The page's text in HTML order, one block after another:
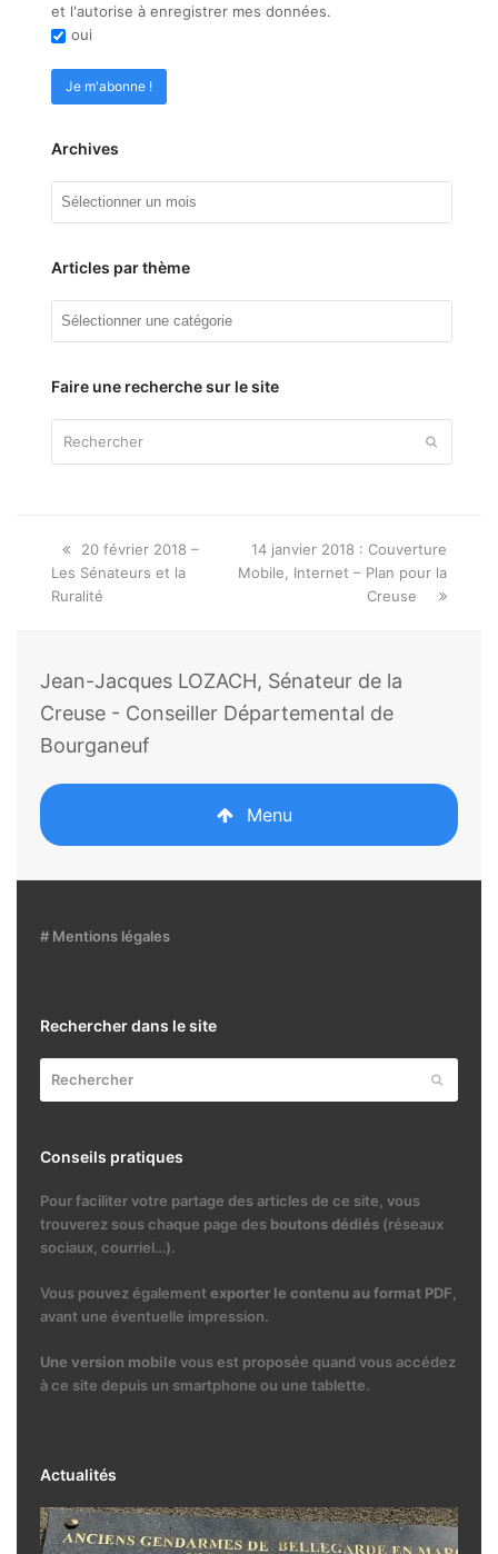
et l'autorise à enregistrer mes données.
oui
Archives
Articles par thème
Articles
Faire une recherche sur le site
Onglet
précédent:
20 février 2018 –
Les Sénateurs et la
Ruralité
next
post:
14 janvier 2018 : Couverture
Mobile, Internet – Plan pour la
Creuse
Jean-Jacques LOZACH, Sénateur de la
Creuse - Conseiller Départemental de
Bourganeuf
Menu
# Mentions légales
Rechercher dans le site
Conseils pratiques
Pour faciliter votre partage des articles de ce site, vous
trouverez sous chaque page des boutons dédiés(réseaux
sociaux, courriel…).
Vous pouvez égalementexporter le contenu au format PDF
avant une éventuelle impression.
Une version mobile vous est proposée quand vous accédez
à ce site depuis un smartphone ou une tablette.
Actualités